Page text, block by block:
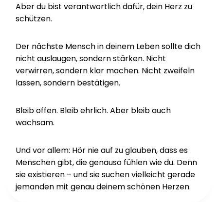
Aber du bist verantwortlich dafür, dein Herz zu
schützen.
Der nächste Mensch in deinem Leben sollte dich
nicht auslaugen, sondern stärken. Nicht
verwirren, sondern klar machen. Nicht zweifeln
lassen, sondern bestätigen.
Bleib offen. Bleib ehrlich. Aber bleib auch
wachsam.
Und vor allem: Hör nie auf zu glauben, dass es
Menschen gibt, die genauso fühlen wie du. Denn
sie existieren – und sie suchen vielleicht gerade
jemanden mit genau deinem schönen Herzen.